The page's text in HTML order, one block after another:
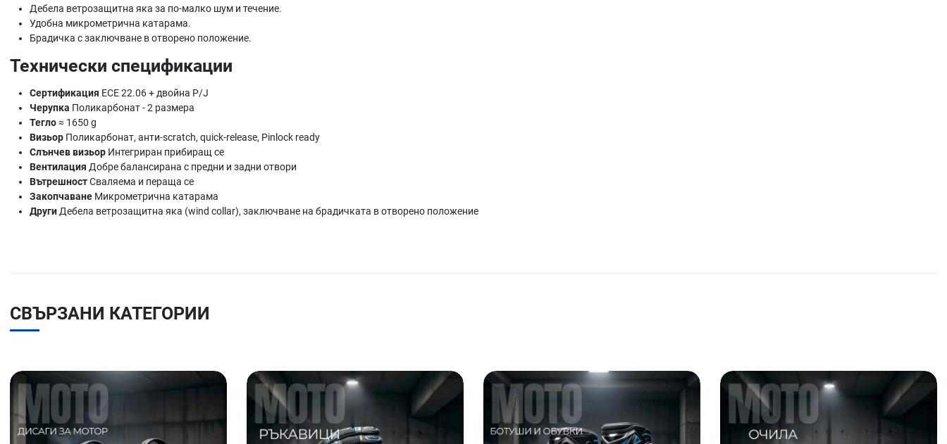
Дебела ветрозащитна яка за по-малко шум и течение.
Удобна микрометрична катарама.
Брадичка с заключване в отворено положение.
Технически спецификации
Сертификация ECE 22.06 + двойна P/J
Черупка Поликарбонат - 2 размера
Тегло≈ 1650 g
Визьор Поликарбонат, анти-scratch, quick-release, Pinlock ready
Слънчев визьор Интегриран прибиращ се
Вентилация Добре балансирана с предни и задни отвори
ВътрешностСваляема и пераща се
Закопчаване Микрометрична катарама
Други Дебела ветрозащитна яка (wind collar), заключване на брадичката в отворено положение
СВЪРЗАНИ КАТЕГОРИИ